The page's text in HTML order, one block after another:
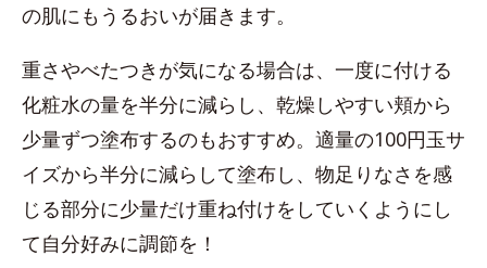
の肌にもうるおいが届きます。
重さやべたつきが気になる場合は、一度に付ける
化粧水の量を半分に減らし、乾燥しやすい頬から
少量ずつ塗布するのもおすすめ。適量の100円玉サ
イズから半分に減らして塗布し、物足りなさを感
じる部分に少量だけ重ね付けをしていくようにし
て自分好みに調節を！